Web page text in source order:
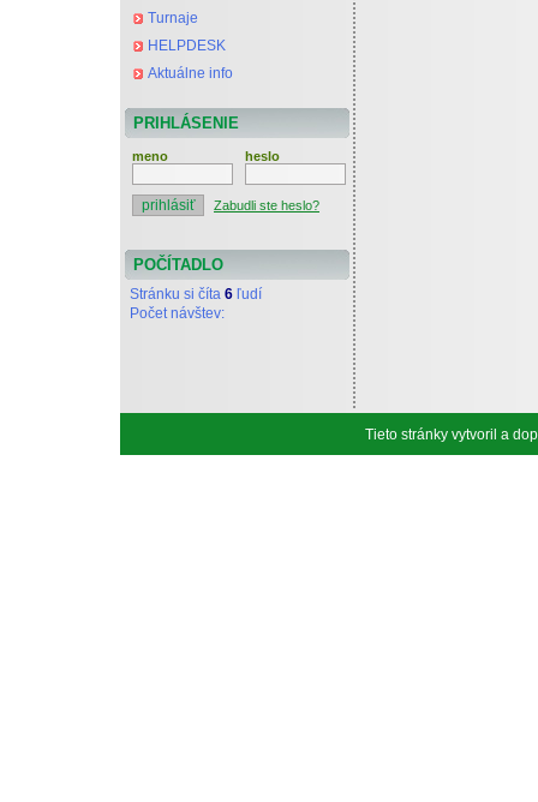
Turnaje
HELPDESK
Aktuálne info
PRIHLÁSENIE
meno heslo
Zabudli ste heslo?
POČÍTADLO
Stránku si číta 6 ľudí
Počet návštev:
Tieto stránky vytvoril a